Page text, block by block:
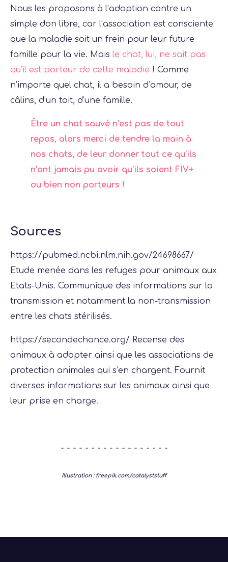
Nous les proposons à l’adoption contre un
simple don libre, car l’association est consciente
que la maladie soit un frein pour leur future
famille pour la vie. Mais le chat, lui, ne sait pas
qu’il est porteur de cette maladie ! Comme
n’importe quel chat, il a besoin d’amour, de
câlins, d’un toit, d’une famille.
Être un chat sauvé n’est pas de tout
repos, alors merci de tendre la main à
nos chats, de leur donner tout ce qu’ils
n’ont jamais pu avoir qu’ils soient FIV+
ou bien non porteurs !
Sources
https://pubmed.ncbi.nlm.nih.gov/24698667/
Etude menée dans les refuges pour animaux aux
Etats-Unis. Communique des informations sur la
transmission et notamment la non-transmission
entre les chats stérilisés.
https://secondechance.org/ Recense des
animaux à adopter ainsi que les associations de
protection animales qui s’en chargent. Fournit
diverses informations sur les animaux ainsi que
leur prise en charge.
- - - - - - - - - - - - - - - - - -
Illustration : freepik.com/catalyststuff